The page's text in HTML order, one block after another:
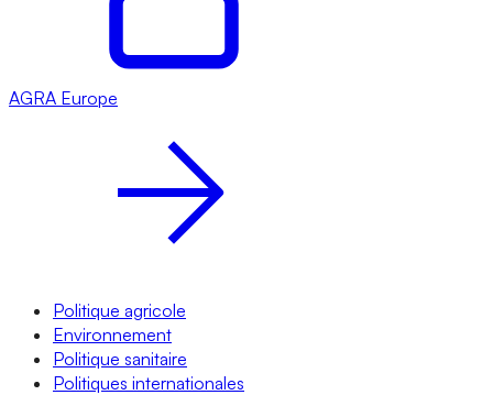
AGRA Europe
Politique agricole
Environnement
Politique sanitaire
Politiques internationales